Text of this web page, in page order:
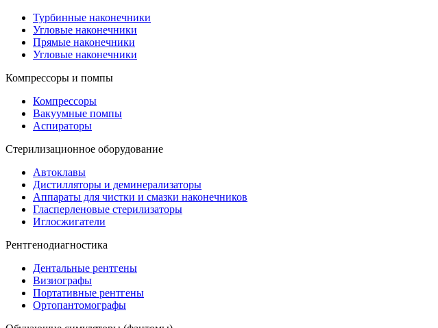
Турбинные наконечники
Угловые наконечники
Прямые наконечники
Угловые наконечники
Компрессоры и помпы
Компрессоры
Вакуумные помпы
Аспираторы
Стерилизационное оборудование
Автоклавы
Дистилляторы и деминерализаторы
Аппараты для чистки и смазки наконечников
Гласперленовые стерилизаторы
Иглосжигатели
Рентгенодиагностика
Дентальные рентгены
Визиографы
Портативные рентгены
Ортопантомографы